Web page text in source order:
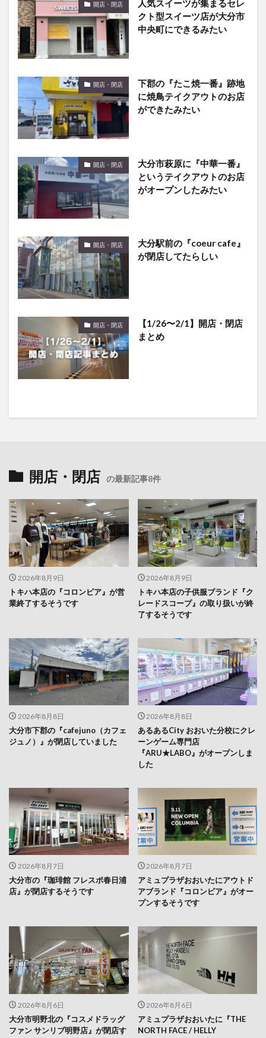
開店・閉店
人気スイーツが集まるセレ
クト型スイーツ店が大分市
中央町にできるみたい
開店・閉店
下郡の『たこ焼一番』跡地
に焼鳥テイクアウトのお店
ができたみたい
開店・閉店
大分市萩原に『中華一番』
というテイクアウトのお店
がオープンしたみたい
開店・閉店
大分駅前の『coeur cafe』
が閉店してたらしい
開店・閉店
【1/26〜2/1】開店・閉店
まとめ
開店・閉店 の最新記事8件
2026年8月9日
トキハ本店の『コロンビア』が営
業終了するそうです
2026年8月9日
トキハ本店の子供服ブランド『ク
レードスコープ』の取り扱いが終
了するそうです
2026年8月8日
大分市下郡の『cafejuno（カフェ
ジュノ）』が閉店していました
2026年8月8日
あるあるCity おおいた分校にクレ
ーンゲーム専門店
『ARU★LABO』がオープンしま
した
2026年8月7日
大分市の『珈琲館 フレスポ春日浦
店』が閉店するそうです
2026年8月7日
アミュプラザおおいたにアウトド
アブランド『コロンビア』がオー
プンするそうです
2026年8月6日
大分市明野北の『コスメドラッグ
ファン サンリブ明野店』が閉店す
2026年8月6日
アミュプラザおおいたに『THE
NORTH FACE / HELLY